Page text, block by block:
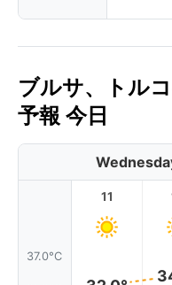
ブルサ、トル
予報 今日
37.0°C
11